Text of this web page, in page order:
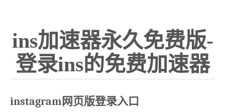
ins加速器永久免费版-
登录ins的免费加速器
instagram网页版登录入口